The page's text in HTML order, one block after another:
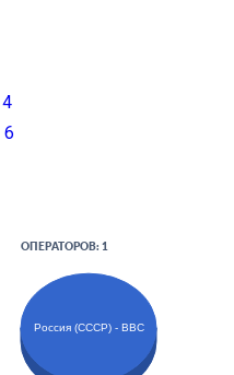
4
6
ОПЕРАТОРОВ: 1
Россия (СССР) - ВВС